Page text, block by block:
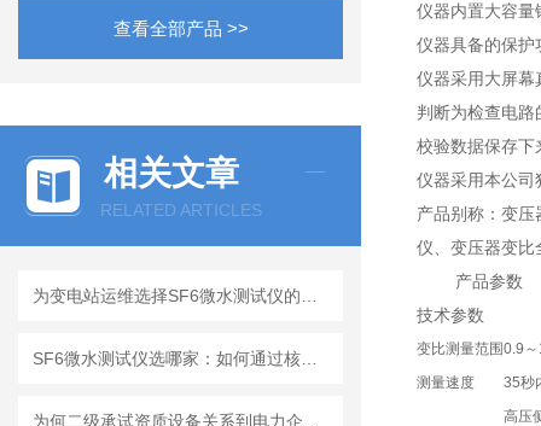
查看全部产品 >>
相关文章
RELATED ARTICLES
仪器内置大容量
仪器具备的保护
仪器采用大屏幕
判断为检查电
校验数据保存下
仪器采用本公司
产品别称：变
仪、变压器变比
产品参数
技术参数
变比测量范围0.9
测量速度
35秒
高压